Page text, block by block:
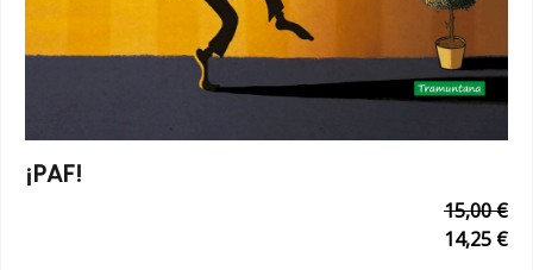
¡PAF!
15,00 €
14,25 €